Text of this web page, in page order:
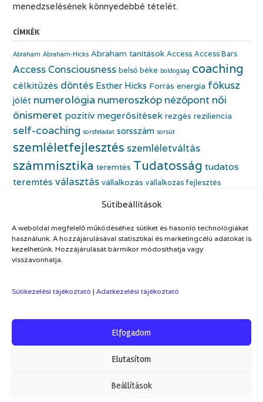
Sütibeállítások
A weboldal megfelelő működéséhez sütiket és hasonló technológiákat
használunk. A hozzájárulásával statisztikai és marketingcélú adatokat is
kezelhetünk. Hozzájárulását bármikor módosíthatja vagy
visszavonhatja.
Sütikezelési tájékoztató | Adatkezelési tájékoztató
Elfogadom
Elutasítom
Beállítások
menedzselésének könnyedebbé tételét.
CÍMKÉK
Abraham Abraham-Hicks Abraham tanítások Access Access Bars
Access Consciousness belső béke boldogság coaching
célkitűzés döntés Esther Hicks Forrás energia fókusz
jólét numerológia numeroszkóp nézőpont női
önismeret pozitív megerősítések rezgés reziliencia
self-coaching sorsfeladat sorsszám sorsút
szemléletfejlesztés szemléletváltás
számmisztika teremtés Tudatosság tudatos
teremtés választás vállalkozás vállalkozás fejlesztés
önismeret önszeretet önértékelés
Theme byOut the Box
ELÁLLÁS A SZERZŐDÉSTŐL